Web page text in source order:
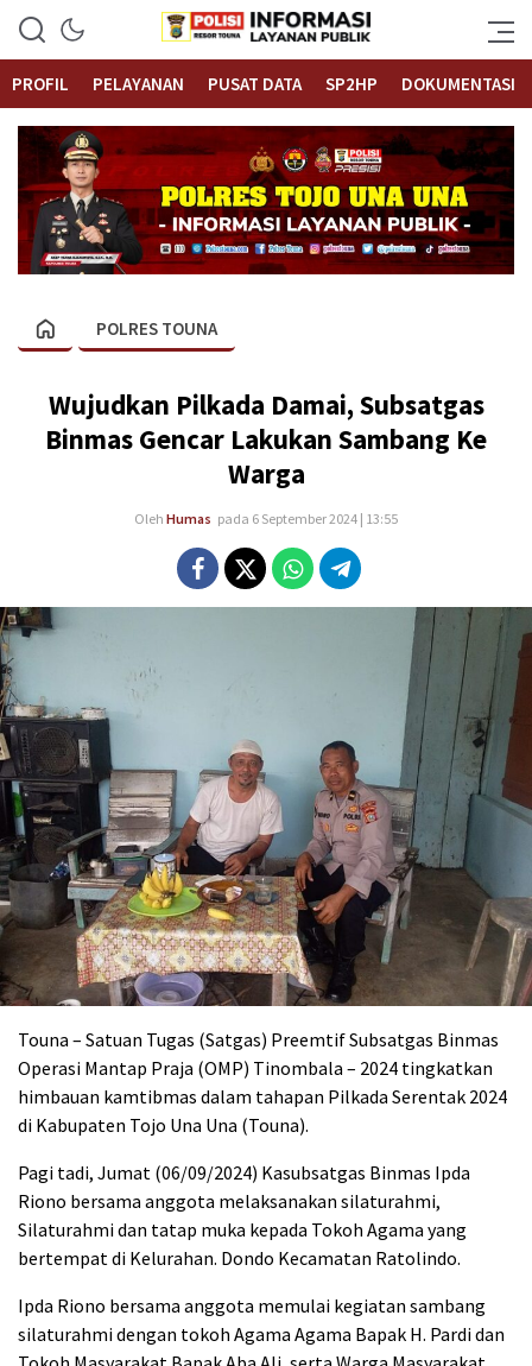
Polrestouna.com
Informasi Layanan Publik
PROFIL
PELAYANAN PUSAT DATA SP2HP DOKUMENTASI
POLRES TOUNA
Wujudkan Pilkada Damai, Subsatgas
Binmas Gencar Lakukan Sambang Ke
Warga
Oleh Humas pada 6 September 2024 | 13:55
Touna – Satuan Tugas (Satgas) Preemtif Subsatgas Binmas
Operasi Mantap Praja (OMP) Tinombala – 2024 tingkatkan
himbauan kamtibmas dalam tahapan Pilkada Serentak 2024
di Kabupaten Tojo Una Una (Touna).
Pagi tadi, Jumat (06/09/2024) Kasubsatgas Binmas Ipda
Riono bersama anggota melaksanakan silaturahmi,
Silaturahmi dan tatap muka kepada Tokoh Agama yang
bertempat di Kelurahan. Dondo Kecamatan Ratolindo.
Ipda Riono bersama anggota memulai kegiatan sambang
silaturahmi dengan tokoh Agama Agama Bapak H. Pardi dan